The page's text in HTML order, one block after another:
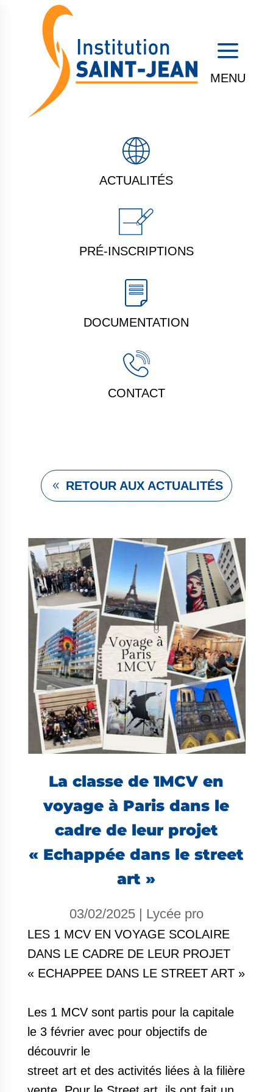
a
ACTUALITÉS
PRÉ-INSCRIPTIONS
DOCUMENTATION
CONTACT
RETOUR AUX ACTUALITÉS
La classe de 1MCV en
voyage à Paris dans le
cadre de leur projet
« Echappée dans le street
art »
03/02/2025| Lycée pro
LES 1 MCV EN VOYAGE SCOLAIRE
DANS LE CADRE DE LEUR PROJET
« ECHAPPEE DANS LE STREET ART »
Les 1 MCV sont partis pour la capitale
le 3 février avec pour objectifs de
découvrir le
street art et des activités liées à la filière